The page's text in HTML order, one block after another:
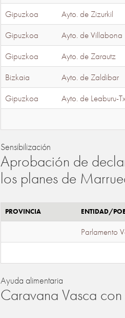
Gipuzkoa
Ayto. de Zizurkil
Gipuzkoa
Ayto. de Villabona
Gipuzkoa
Ayto. de Zarautz
Bizkaia
Ayto. de Zaldibar
Gipuzkoa
Ayto. de Leaburu-
Sensibilización
Aprobación de
los planes de
PROVINCIA ENTIDAD/
Parlamento
Ayuda alimentaria
Caravana Vasca